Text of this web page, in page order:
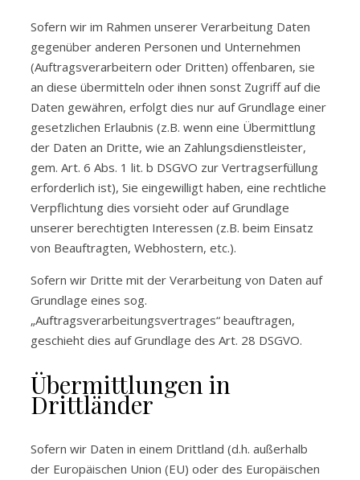
Sofern wir im Rahmen unserer Verarbeitung Daten
gegenüber anderen Personen und Unternehmen
(Auftragsverarbeitern oder Dritten) offenbaren, sie
an diese übermitteln oder ihnen sonst Zugriff auf die
Daten gewähren, erfolgt dies nur auf Grundlage einer
gesetzlichen Erlaubnis (z.B. wenn eine Übermittlung
der Daten an Dritte, wie an Zahlungsdienstleister,
gem. Art. 6 Abs. 1 lit. b DSGVO zur Vertragserfüllung
erforderlich ist), Sie eingewilligt haben, eine rechtliche
Verpflichtung dies vorsieht oder auf Grundlage
unserer berechtigten Interessen (z.B. beim Einsatz
von Beauftragten, Webhostern, etc.).
Sofern wir Dritte mit der Verarbeitung von Daten auf
Grundlage eines sog.
„Auftragsverarbeitungsvertrages“ beauftragen,
geschieht dies auf Grundlage des Art. 28 DSGVO.
Übermittlungen in
Drittländer
Sofern wir Daten in einem Drittland (d.h. außerhalb
der Europäischen Union (EU) oder des Europäischen